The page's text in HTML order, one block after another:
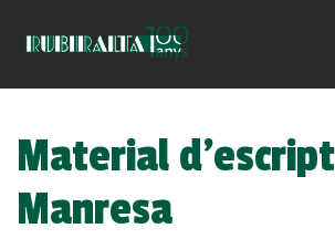
Material
Manresa